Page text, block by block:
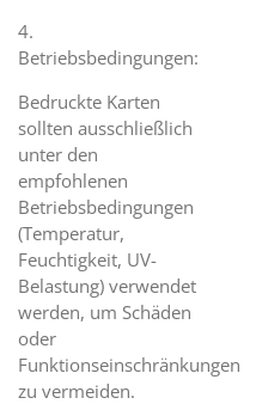
4.
Betriebsbedingungen:
Bedruckte Karten
sollten ausschließlich
unter den
empfohlenen
Betriebsbedingungen
(Temperatur,
Feuchtigkeit, UV-
Belastung) verwendet
werden, um Schäden
oder
Funktionseinschränkungen
zu vermeiden.